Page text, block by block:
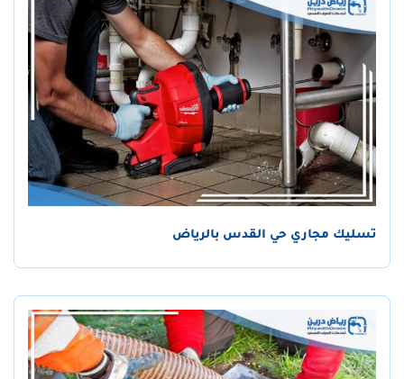
تسليك مجاري حي القدس بالرياض